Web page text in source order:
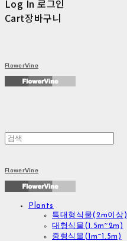
Log In 로그인
Cart장바구니
FlowerVine
FlowerVine
Plants
특대형식물(2m이상)
대형식물(1.5m~2m)
중형식물(1m~1.5m)